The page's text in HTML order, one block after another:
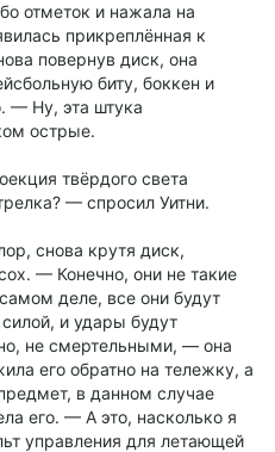
отметок и нажала на
прикреплённая к
повернув диск, она
биту, боккен и
— Ну, эта штука
острые.
твёрдого света
— спросил Уитни.
снова крутя диск,
— Конечно, они не такие
деле, все они будут
и удары будут
не смертельными, — она
его обратно на тележку, а
в данном случае
его. — А это, насколько я
управления для летающей